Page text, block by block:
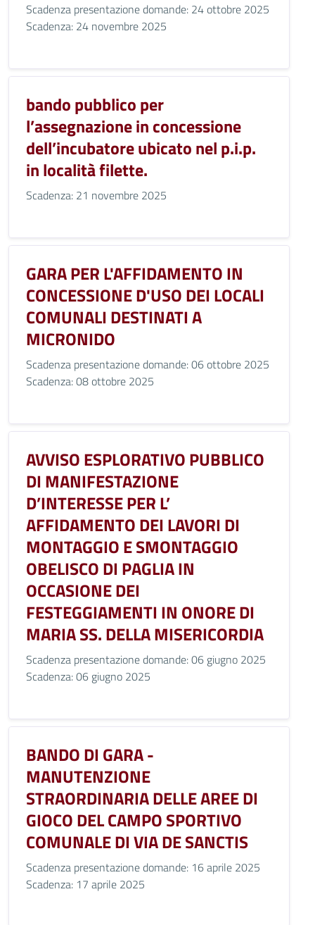
Scadenza presentazione domande: 24 ottobre 2025
Scadenza: 24 novembre 2025
bando pubblico per
l’assegnazione in concessione
dell’incubatore ubicato nel p.i.p.
in località filette.
Scadenza: 21 novembre 2025
GARA PER L'AFFIDAMENTO IN
CONCESSIONE D'USO DEI LOCALI
COMUNALI DESTINATI A
MICRONIDO
Scadenza presentazione domande: 06 ottobre 2025
Scadenza: 08 ottobre 2025
AVVISO ESPLORATIVO PUBBLICO
DI MANIFESTAZIONE
D’INTERESSE PER L’
AFFIDAMENTO DEI LAVORI DI
MONTAGGIO E SMONTAGGIO
OBELISCO DI PAGLIA IN
OCCASIONE DEI
FESTEGGIAMENTI IN ONORE DI
MARIA SS. DELLA MISERICORDIA
Scadenza presentazione domande: 06 giugno 2025
Scadenza: 06 giugno 2025
BANDO DI GARA -
MANUTENZIONE
STRAORDINARIA DELLE AREE DI
GIOCO DEL CAMPO SPORTIVO
COMUNALE DI VIA DE SANCTIS
Scadenza presentazione domande: 16 aprile 2025
Scadenza: 17 aprile 2025